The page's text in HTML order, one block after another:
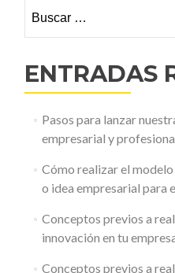
ENTRADAS
Pasos para lanzar
empresarial y
Cómo realizar el
o idea empresarial para
Conceptos previos a
innovación en tu
Conceptos previos a